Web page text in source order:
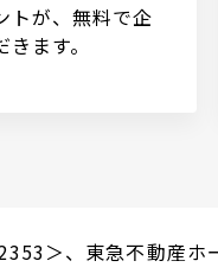
トが、無料で企
ます。
＞、東急不動産